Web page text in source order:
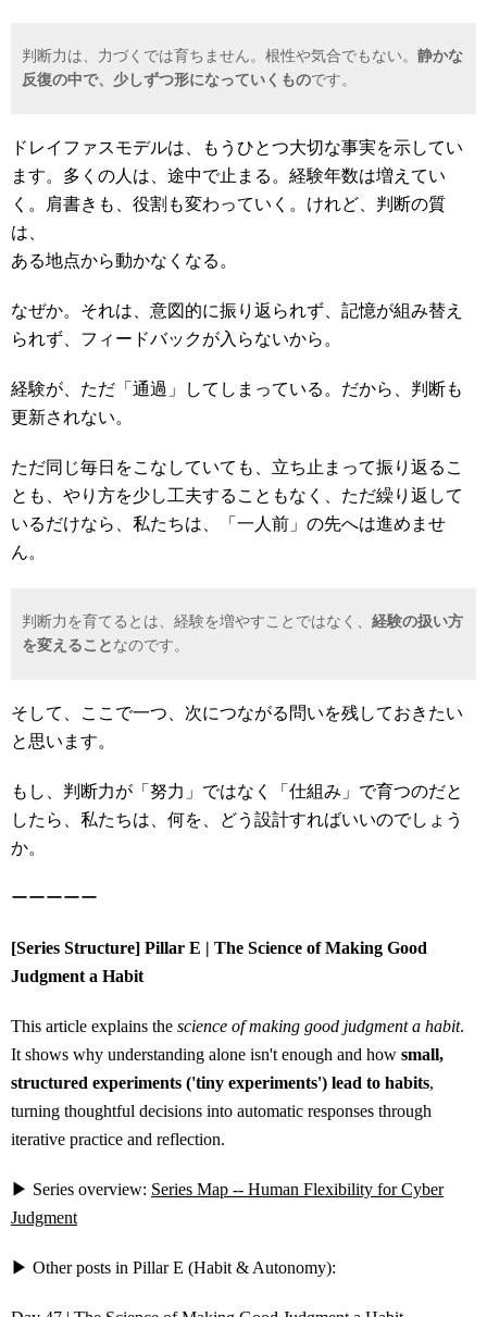
判断力は、力づくでは育ちません。根性や気合でもない。 静かな
反復の中で、少しずつ形になっていくものです。
ドレイファスモデルは、もうひとつ大切な事実を示してい
ます。多くの人は、途中で止まる。経験年数は増えてい
く。肩書きも、役割も変わっていく。けれど、判断の質
は、
ある地点から動かなくなる。
なぜか。それは、意図的に振り返られず、記憶が組み替え
られず、フィードバックが入らないから。
経験が、ただ「通過」してしまっている。だから、判断も
更新されない。
ただ同じ毎日をこなしていても、立ち止まって振り返るこ
とも、やり方を少し工夫することもなく、ただ繰り返して
いるだけなら、私たちは、「一人前」の先へは進めませ
ん。
判断力を育てるとは、経験を増やすことではなく、 経験の扱い方
を変えること なのです。
そして、ここで一つ、次につながる問いを残しておきたい
と思います。
もし、判断力が「努力」ではなく「仕組み」で育つのだと
したら、私たちは、何を、どう設計すればいいのでしょう
か。
ーーーーー
[Series Structure] Pillar E | The Science of Making Good
Judgment a Habit
This article explains the science of making good judgment a habit.
It shows why understanding alone isn't enough and how small,
structured experiments ('tiny experiments') lead to habits,
turning thoughtful decisions into automatic responses through
iterative practice and reflection.
▶ Series overview: Series Map -- Human Flexibility for Cyber
Judgment
▶ Other posts in Pillar E (Habit & Autonomy):